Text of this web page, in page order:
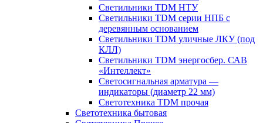
Светильники TDM НТУ
Светильники TDM серии НПБ с
деревянным основанием
Светильники TDM уличные ЛКУ (под
КЛЛ)
Светильники TDM энергосбер. САВ
«Интеллект»
Светосигнальная арматура —
индикаторы (диаметр 22 мм)
Светотехника TDM прочая
Светотехника бытовая